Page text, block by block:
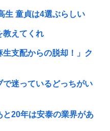
生 童貞は4選ぶらしい
教えてくれ
支配からの脱却！」ク
で迷っているどっちがい
と20年は安泰の業界があ